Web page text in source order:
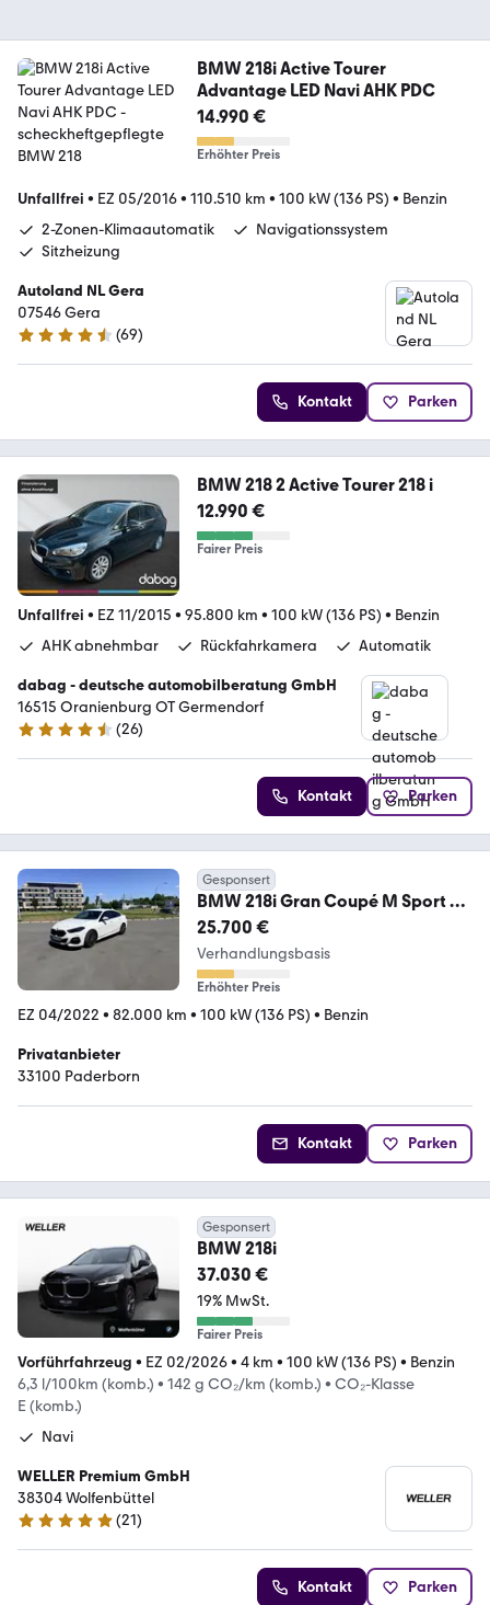
BMW 218i Active Tourer
Advantage LED Navi AHK PDC
14.990 €
Erhöhter Preis
Unfallfrei • EZ 05/2016• 110.510 km • 100 kW (136 PS) • Benzin
2-Zonen-Klimaautomatik
Navigationssystem
Sitzheizung
Autoland NL Gera
07546 Gera
4.6 Sterne
(69)
Kontakt Parken
BMW 218 2 Active Tourer 218 i
12.990 €
Fairer Preis
Unfallfrei • EZ 11/2015 • 95.800 km • 100 kW (136 PS) • Benzin
AHK abnehmbar
Rückfahrkamera Automatik
dabag - deutsche automobilberatung GmbH
16515 Oranienburg OT Germendorf
4.5 Sterne
(26)
Kontakt Parken
Gesponsert
BMW 218i Gran Coupé M Sport M
Sport
25.700 €
Verhandlungsbasis
Erhöhter Preis
EZ 04/2022 • 82.000 km • 100 kW (136 PS) • Benzin
Privatanbieter
33100 Paderborn
Kontakt Parken
Gesponsert
BMW 218i
37.030 €
19% MwSt.
Fairer Preis
Vorführfahrzeug • EZ 02/2026• 4 km • 100 kW (136 PS) • Benzin
6,3 l/100km (komb.) • 142 g CO₂/km (komb.) • CO₂-Klasse
E (komb.)
Navi
WELLER Premium GmbH
38304 Wolfenbüttel
4.8 Sterne
(21)
Kontakt Parken